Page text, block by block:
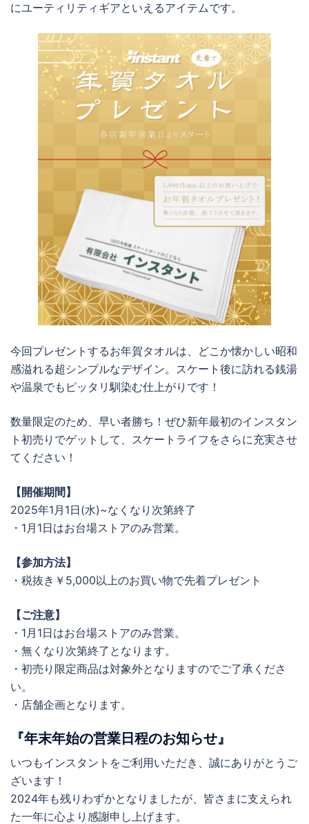
にユーティリティギアといえるアイテムです。
今回プレゼントするお年賀タオルは、どこか懐かしい昭和
感溢れる超シンプルなデザイン。スケート後に訪れる銭湯
や温泉でもピッタリ馴染む仕上がりです！
数量限定のため、早い者勝ち！ぜひ新年最初のインスタン
ト初売りでゲットして、スケートライフをさらに充実させ
てください！
【開催期間】
2025年1月1日(水)~なくなり次第終了
・1月1日はお台場ストアのみ営業。
【参加方法】
・税抜き￥5,000以上のお買い物で先着プレゼント
【ご注意】
・1月1日はお台場ストアのみ営業。
・無くなり次第終了となります。
・初売り限定商品は対象外となりますのでご了承くださ
い。
・店舗企画となります。
『年末年始の営業日程のお知らせ』
いつもインスタントをご利用いただき、誠にありがとうご
ざいます！
2024年も残りわずかとなりましたが、皆さまに支えられ
た一年に心より感謝申し上げます。